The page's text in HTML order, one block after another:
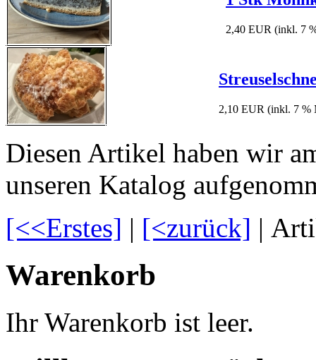
2,40 EUR (inkl. 7
2,10 EUR (inkl. 7 %
Diesen Artikel haben wir
unseren Katalog
[<<Erstes] | [<zurück] |
Warenkorb
Ihr Warenkorb ist leer.